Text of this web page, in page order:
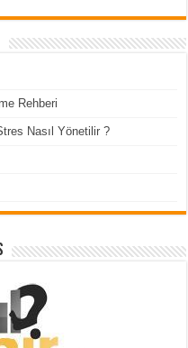
Rehberi
Nasıl Yönetilir ?